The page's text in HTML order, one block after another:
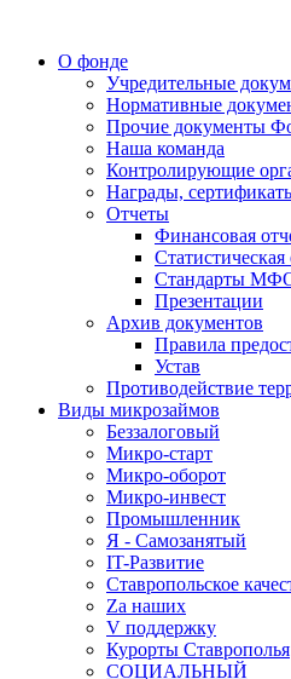
О фонде
Учредительные
Нормативные
Прочие документы
Наша команда
Контролирующие
Награды,
Отчеты
Финансовая
Статистическая
Стандарты
Презентации
Архив документов
Правила
Устав
Противодействие
Виды микрозаймов
Беззалоговый
Микро-старт
Микро-оборот
Микро-инвест
Промышленник
Я - Самозанятый
IT-Развитие
Ставропольское
Za наших
V поддержку
Курорты Ставрополья
СОЦИАЛЬНЫЙ